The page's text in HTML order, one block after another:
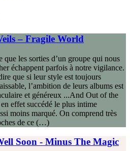
– Fragile World
que les sorties d’un groupe qui nous
échappent parfois à notre vigilance.
que si leur style est toujours
l’ambition de leurs albums est
et généreux ...And Out of the
effet succédé le plus intime
moins marqué. On comprend très
de ce (…)
Soon - Minus The Magic